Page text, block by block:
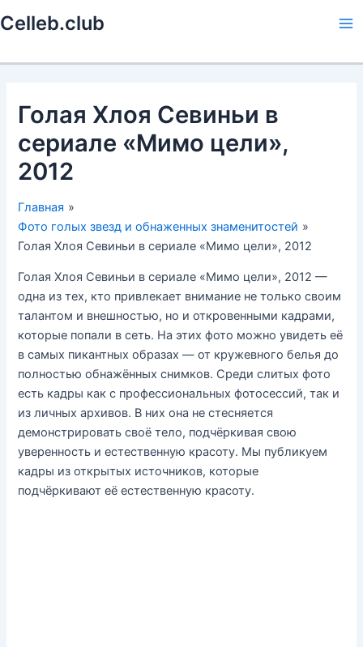
кCelleb.club
Голая Хлоя Севиньи в
сериале «Мимо цели»,
2012
Главная
Фото голых звезд и обнаженных знаменитостей
Голая Хлоя Севиньи в сериале «Мимо цели», 2012
Голая Хлоя Севиньи в сериале «Мимо цели», 2012 —
одна из тех, кто привлекает внимание не только своим
талантом и внешностью, но и откровенными кадрами,
которые попали в сеть. На этих фото можно увидеть её
в самых пикантных образах — от кружевного белья до
полностью обнажённых снимков. Среди слитых фото
есть кадры как с профессиональных фотосессий, так и
из личных архивов. В них она не стесняется
демонстрировать своё тело, подчёркивая свою
уверенность и естественную красоту. Мы публикуем
кадры из открытых источников, которые
подчёркивают её естественную красоту.